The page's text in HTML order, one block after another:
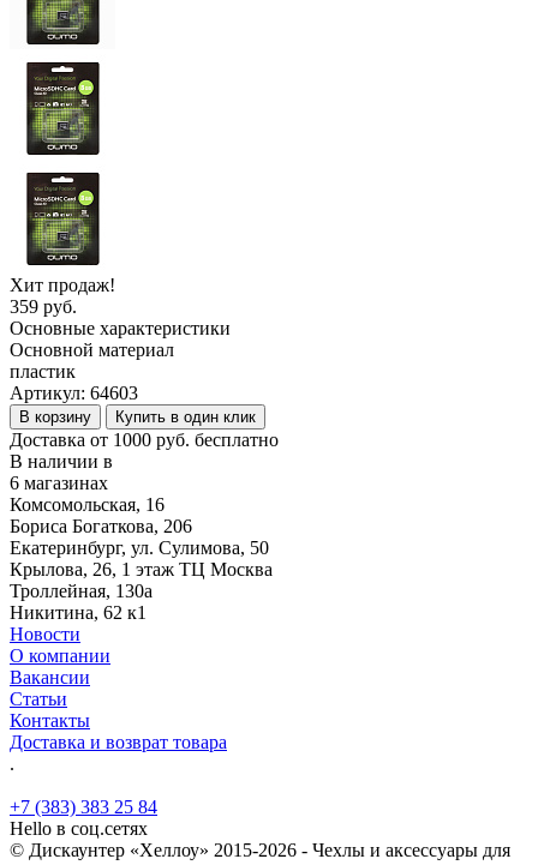
Хит продаж!
359 руб.
Основные характеристики
Основной материал
пластик
Артикул: 64603
В корзину Купить в один клик
Доставка от 1000 руб. бесплатно
В наличии в
6 магазинах
Комсомольская, 16
Бориса Богаткова, 206
Екатеринбург, ул. Сулимова, 50
Крылова, 26, 1 этаж ТЦ Москва
Троллейная, 130а
Никитина, 62 к1
Новости
О компании
Вакансии
Статьи
Контакты
Доставка и возврат товара
.
+7 (383) 383 25 84
Hello в соц.сетях
© Дискаунтер «Хеллоу» 2015-2026 - Чехлы и аксессуары для